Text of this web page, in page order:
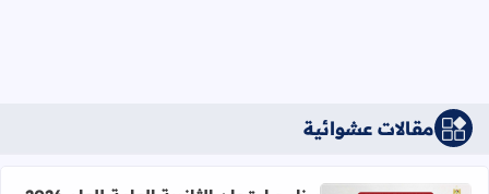
مقالات عشوائية